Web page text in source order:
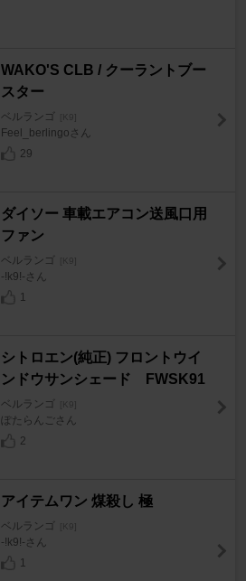
WAKO'S CLB / クーラントブー
スター
ベルランゴ [K9]
Feel_berlingoさん
29
ダイソー 車載エアコン送風口用
ファン
ベルランゴ [K9]
-!k9!-さん
1
シトロエン(純正) フロントウイ
ンドウサンシェード FWSK91
ベルランゴ [K9]
ぽたらんごさん
2
アイテムワン 煤殺し 極
ベルランゴ [K9]
-!k9!-さん
1